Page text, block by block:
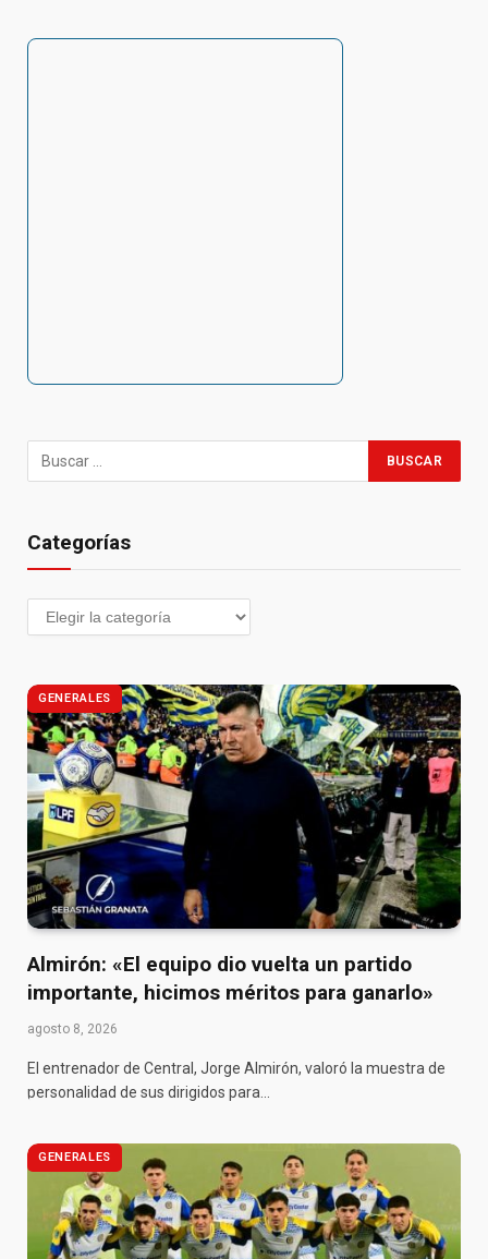
Categorías
GENERALES
Almirón: «El equipo dio vuelta un partido
importante, hicimos méritos para ganarlo»
agosto 8, 2026
El entrenador de Central, Jorge Almirón, valoró la muestra de
personalidad de sus dirigidos para…
GENERALES